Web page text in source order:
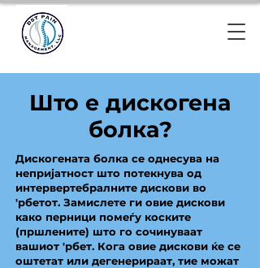
Што е дискогена
болка?
Дискогената болка се однесува на
непријатност што потекнува од
интервертебралните дискови во
'рбетот. Замислете ги овие дискови
како перници помеѓу коските
(пршлените) што го сочинуваат
вашиот 'рбет. Кога овие дискови ќе се
оштетат или дегенерираат, тие можат